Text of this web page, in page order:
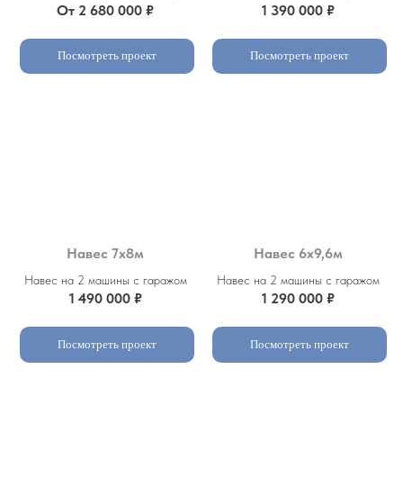
От 2 680 000 ₽
Посмотреть проект
1 390 000 ₽
Посмотреть проект
Навес 7х8м
Навес на 2 машины с гаражом
1 490 000 ₽
Посмотреть проект
Навес 6х9,6м
Навес на 2 машины с гаражом
1 290 000 ₽
Посмотреть проект